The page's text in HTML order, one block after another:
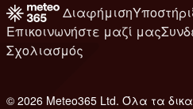
Διαφήμιση
Επικοινωνήστε μαζί μας
Σχολιασμός
© 2026 Meteo365 Ltd. Όλα τα